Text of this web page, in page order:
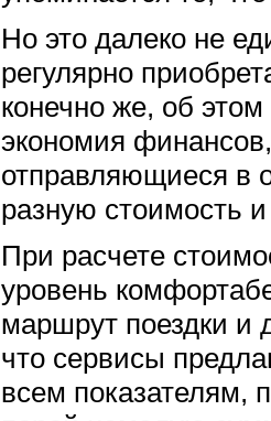
Но это далеко не
регулярно
конечно же, об
экономия
отправляющиеся в
разную стоимость
При расчете
уровень
маршрут поездки и
что сервисы
всем показателям,